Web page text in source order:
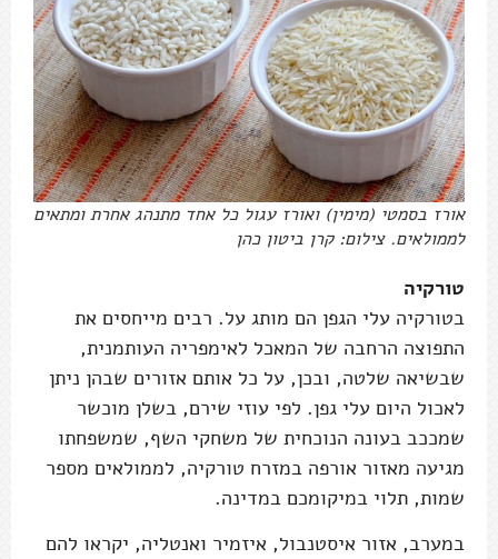
אורז בסמטי (מימין) ואורז עגול כל אחד מתנהג אחרת ומתאים
לממולאים. צילום: קרן ביטון כהן
טורקיה
בטורקיה עלי הגפן הם מותג על. רבים מייחסים את
התפוצה הרחבה של המאכל לאימפריה העותמנית,
שבשיאה שלטה, ובכן, על כל אותם אזורים שבהן ניתן
לאכול היום עלי גפן. לפי עוזי שירם, בשלן מוכשר
שמככב בעונה הנוכחית של משחקי השף, שמשפחתו
מגיעה מאזור אורפה במזרח טורקיה, לממולאים מספר
שמות, תלוי במיקומכם במדינה.
במערב, אזור איסטנבול, איזמיר ואנטליה, יקראו להם